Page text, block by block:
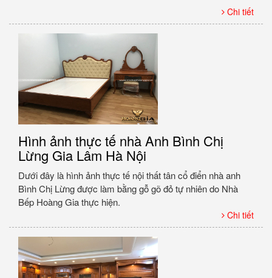
Chi tiết
Hình ảnh thực tế nhà Anh Bình Chị
Lừng Gia Lâm Hà Nội
Dưới đây là hình ảnh thực tế nội thất tân cổ điển nhà anh
Bình Chị Lừng được làm bằng gỗ gõ đỏ tự nhiên do Nhà
Bếp Hoàng Gia thực hiện.
Chi tiết